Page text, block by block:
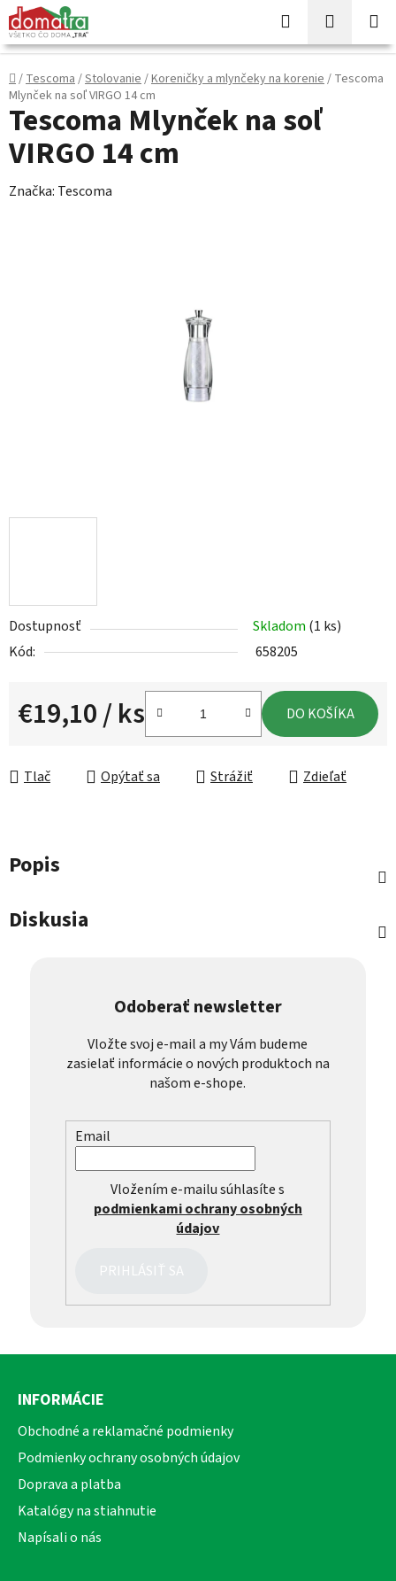
Prejsť
na
obsah
Hľadať
KOŠÍK
Domov
/Tescoma/Stolovanie/Koreničky a mlynčeky na korenie/ Tescoma
Mlynček na soľ VIRGO 14 cm
Dostupnosť Skladom (1 ks)
Kód:
658205
€19,10/ ks DO KOŠÍKA
Tlač Opýtať sa Strážiť Zdieľať
Tescoma Mlynček na soľ
VIRGO 14 cm
Značka: Tescoma
Popis
Diskusia
Odoberať newsletter
Vložte svoj e-mail a my Vám budeme
zasielať informácie o nových produktoch na
našom e-shope.
Email
Vložením e-mailu súhlasíte s
podmienkami ochrany osobných
údajov
PRIHLÁSIŤ SA
Z
INFORMÁCIE
Obchodné a reklamačné podmienky
Podmienky ochrany osobných údajov
Doprava a platba
Katalógy na stiahnutie
Napísali o nás